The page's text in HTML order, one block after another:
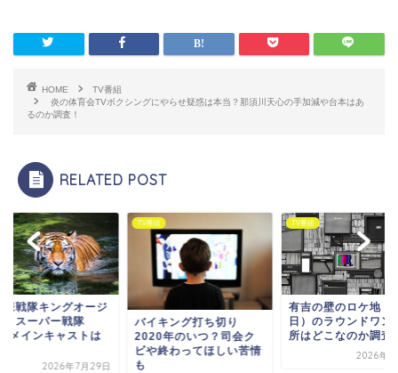
HOME
TV番組
炎の体育会TVボクシングにやらせ疑惑は本当？那須川天心の手加減や台本はあ
るのか調査！
RELATED POST
様戦隊キングオージ
】スーパー戦隊
メインキャストは
2026年7月29日
TV番組
バイキング打ち切り
2020年のいつ？司会ク
ビや終わってほしい苦情
も
TV番組
有吉の壁のロケ地（
日）のラウンドワン
所はどこなのか調査
2026年8